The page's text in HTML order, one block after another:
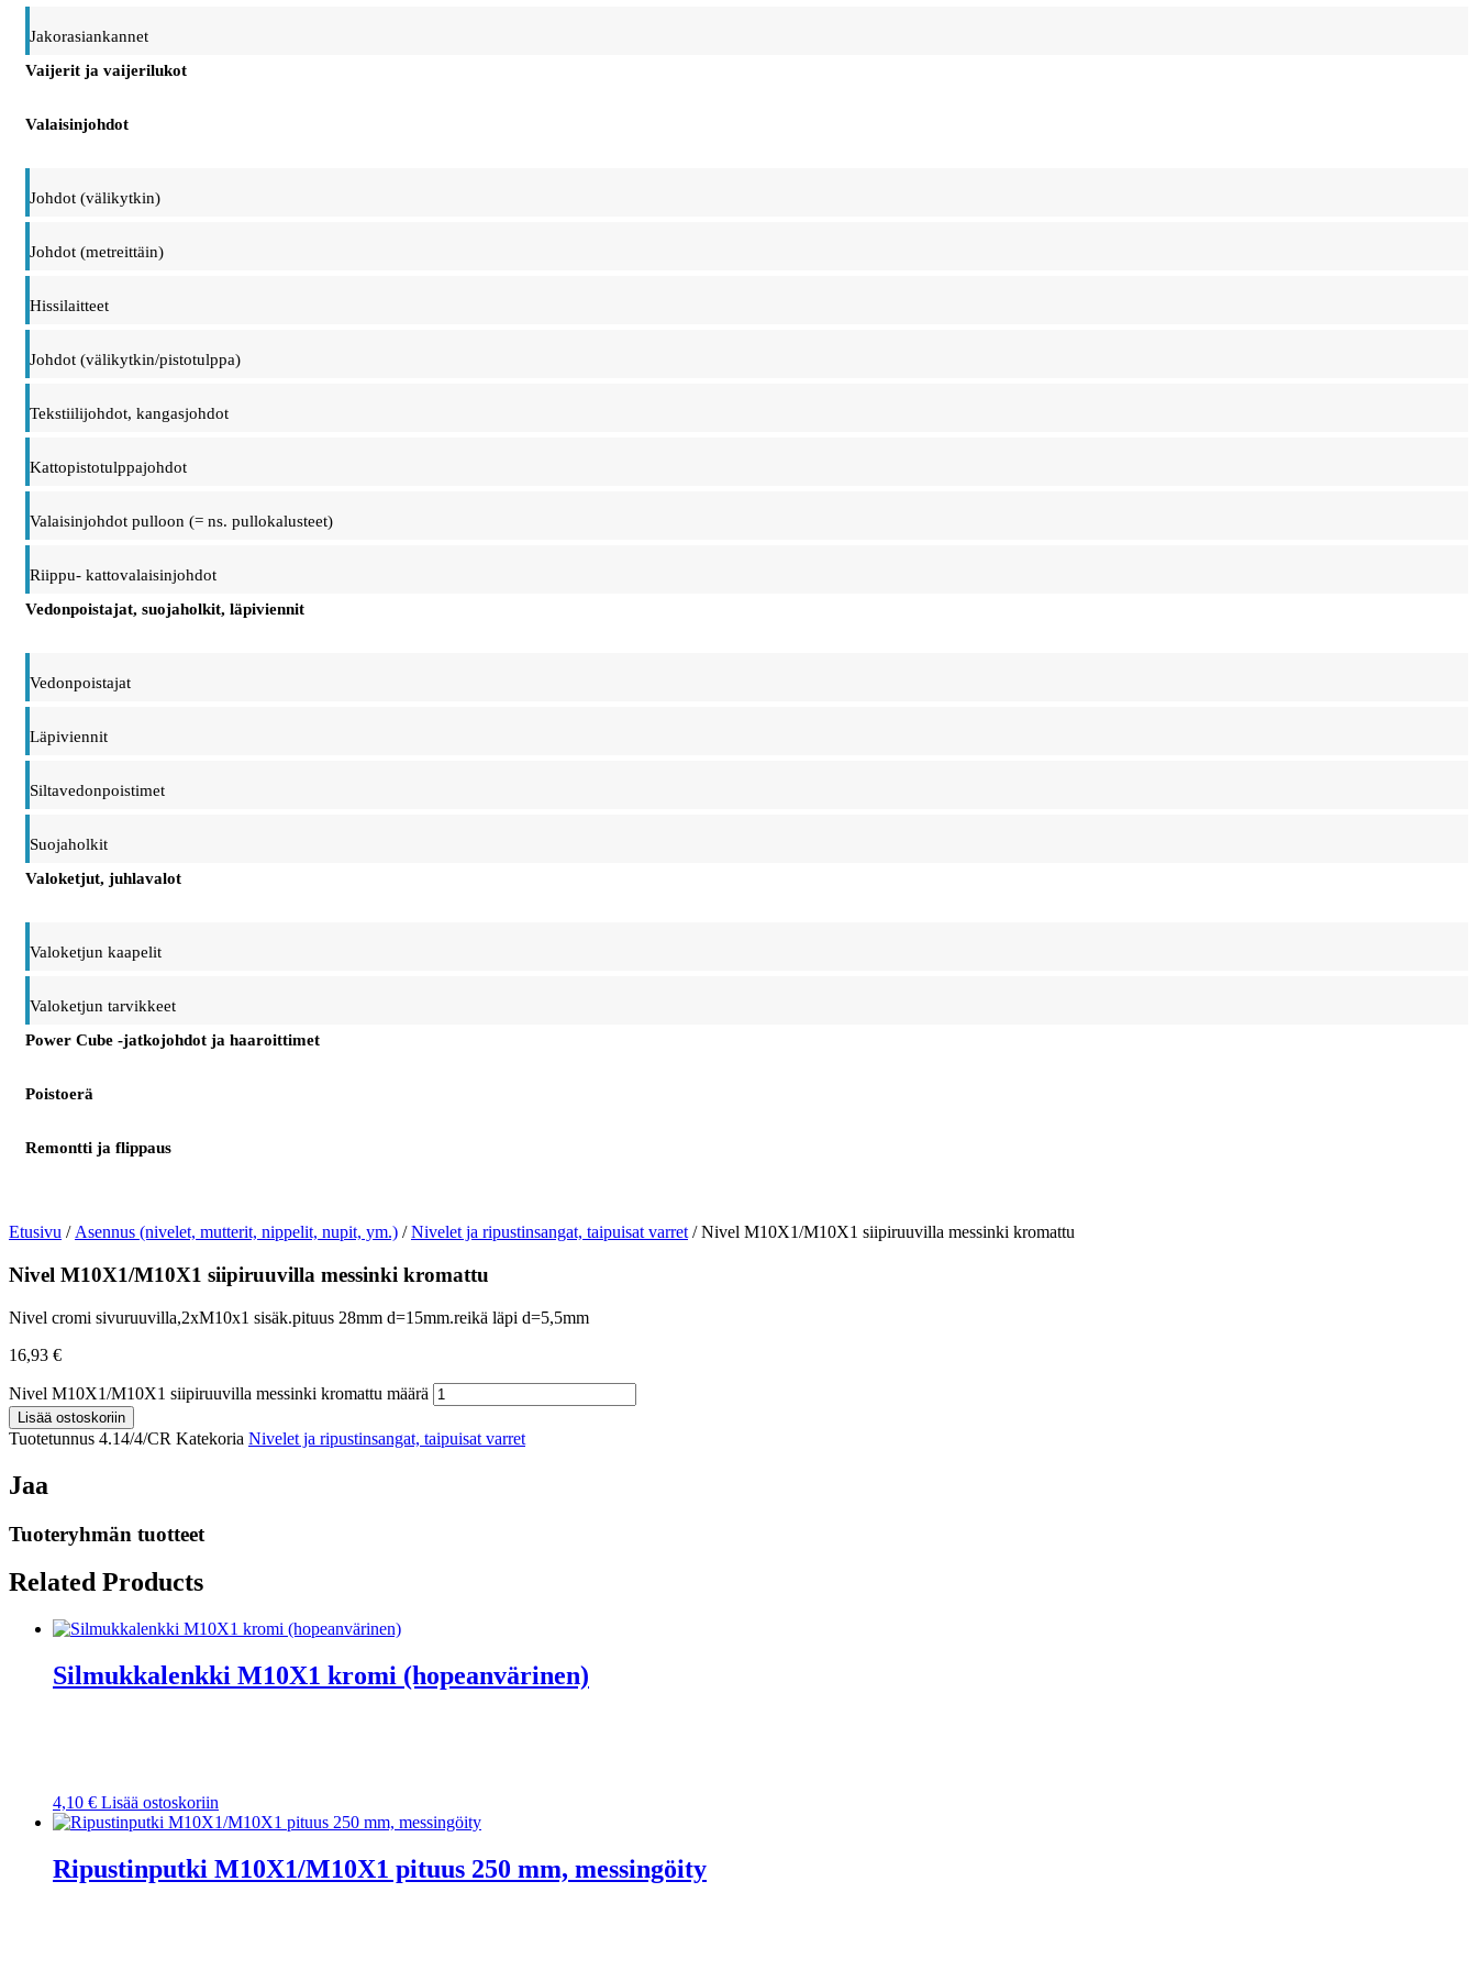
Jakorasiankannet
Vaijerit ja vaijerilukot
Valaisinjohdot
Johdot (välikytkin)
Johdot (metreittäin)
Hissilaitteet
Johdot (välikytkin/pistotulppa)
Tekstiilijohdot, kangasjohdot
Kattopistotulppajohdot
Valaisinjohdot pulloon (= ns. pullokalusteet)
Riippu- kattovalaisinjohdot
Vedonpoistajat, suojaholkit, läpiviennit
Vedonpoistajat
Läpiviennit
Siltavedonpoistimet
Suojaholkit
Valoketjut, juhlavalot
Valoketjun kaapelit
Valoketjun tarvikkeet
Power Cube -jatkojohdot ja haaroittimet
Poistoerä
Remontti ja flippaus
Etusivu / Asennus (nivelet, mutterit, nippelit, nupit, ym.) /Nivelet ja ripustinsangat, taipuisat varret / Nivel M10X1/M10X1 siipiruuvilla messinki kromattu
Nivel M10X1/M10X1 siipiruuvilla messinki kromattu
Nivel cromi sivuruuvilla,2xM10x1 sisäk.pituus 28mm d=15mm.reikä läpi d=5,5mm
16,93 €
Nivel M10X1/M10X1 siipiruuvilla messinki kromattu määrä
Lisää ostoskoriin
Tuotetunnus 4.14/4/CR Katekoria Nivelet ja ripustinsangat, taipuisat varret
Jaa
Tuoteryhmän tuotteet
Related Products
Silmukkalenkki M10X1 kromi (hopeanvärinen)
4,10 € Lisää ostoskoriin
Ripustinputki M10X1/M10X1 pituus 250 mm, messingöity